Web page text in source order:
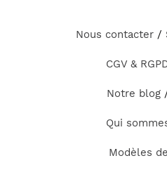
Nous contacter/
CGV &
Notre blog
Qui
Modèles